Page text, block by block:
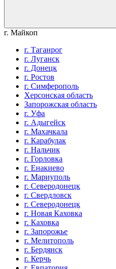
г. Майкоп
г. Таганрог
г. Луганск
г. Донецк
г. Ростов
г. Симферополь
Херсонская область
Запорожская область
г. Уфа
г. Адыгейск
г. Махачкала
г. Карабулак
г. Нальчик
г. Горловка
г. Енакиево
г. Мариуполь
г. Северодонецк
г. Свердловск
г. Северодонецк
г. Новая Каховка
г. Каховка
г. Запорожье
г. Мелитополь
г. Бердянск
г. Керчь